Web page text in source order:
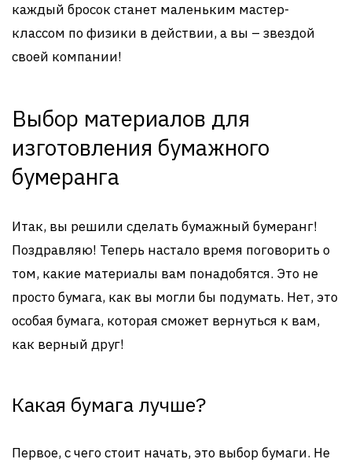
каждый бросок станет маленьким мастер-
классом по физики в действии, а вы – звездой
своей компании!
Выбор материалов для
изготовления бумажного
бумеранга
Итак, вы решили сделать бумажный бумеранг!
Поздравляю! Теперь настало время поговорить о
том, какие материалы вам понадобятся. Это не
просто бумага, как вы могли бы подумать. Нет, это
особая бумага, которая сможет вернуться к вам,
как верный друг!
Какая бумага лучше?
Первое, с чего стоит начать, это выбор бумаги. Не